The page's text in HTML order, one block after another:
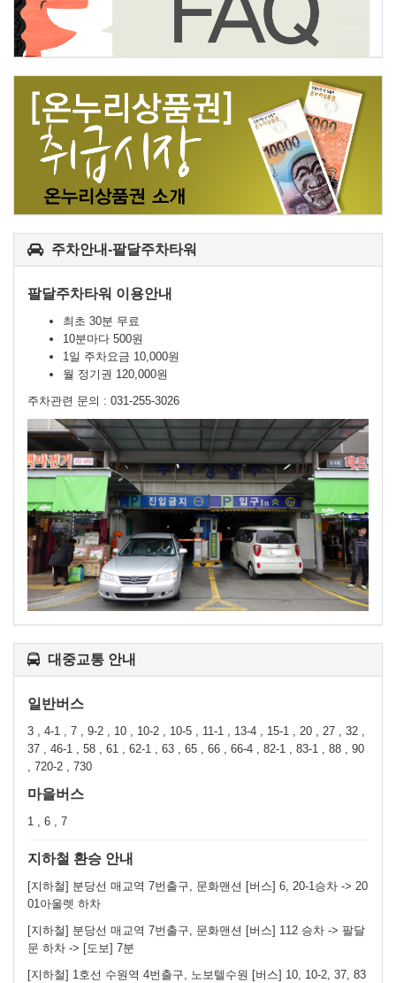
주차안내-팔달주차타워
팔달주차타워 이용안내
최초 30분 무료
10분마다 500원
1일 주차요금 10,000원
월 정기권 120,000원
주차관련 문의 : 031-255-3026
대중교통 안내
일반버스
3 , 4-1 , 7 , 9-2 , 10 , 10-2 , 10-5 , 11-1 , 13-4 , 15-1 , 20 , 27 , 32 ,
37 , 46-1 , 58 , 61 , 62-1 , 63 , 65 , 66 , 66-4 , 82-1 , 83-1 , 88 , 90
, 720-2 , 730
마을버스
1 , 6 , 7
지하철 환승 안내
[지하철] 분당선 매교역 7번출구, 문화맨션 [버스] 6, 20-1승차 -> 20
01아울렛 하차
[지하철] 분당선 매교역 7번출구, 문화맨션 [버스] 112 승차 -> 팔달
문 하차 -> [도보] 7분
[지하철] 1호선 수원역 4번출구, 노보텔수원 [버스] 10, 10-2, 37, 83